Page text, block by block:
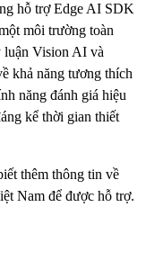
hỗ trợ Edge AI SDK
môi trường toàn
luận Vision AI và
khả năng tương thích
năng đánh giá hiệu
kể thời gian thiết
thêm thông tin về
Nam để được hỗ trợ.